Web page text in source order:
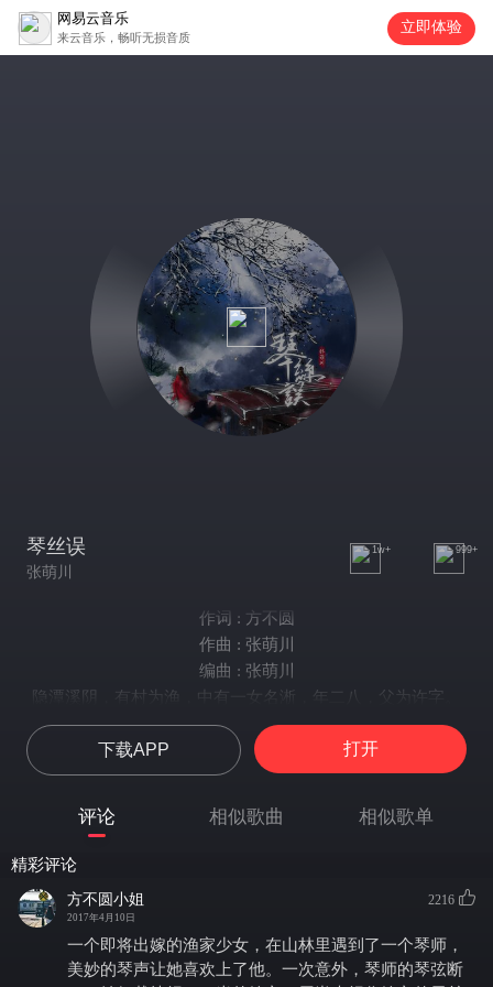
网易云音乐
来云音乐，畅听无损音质
立即体验
琴丝误
张萌川
1w+ 999+
作词 : 方不圆
作曲 : 张萌川
编曲 : 张萌川
隐潭溪阴，有村为渔，中有一女名淅，年二八，父为许字。
是日，淅乘舟以渔，舟甫行，有琴瑟之音自深林而来。
即还岸，循声去，见一琴师于杨柳间，衣袂翩 然，抚焦尾，音清
绝，其心慕之，然不由己。
作焦尾新弦，馈琴师。
俶尔琴声一阙，自林间而来，清泠如 诉，怆然凄切，闻者皆黯然。
暖风吹拂山林雾岚尽消散
江水渡渔船
下载APP 打开
评论 相似歌曲 相似歌单
精彩评论
方不圆小姐
2017年4月10日
2216
一个即将出嫁的渔家少女，在山林里遇到了一个琴师，
美妙的琴声让她喜欢上了他。一次意外，琴师的琴弦断